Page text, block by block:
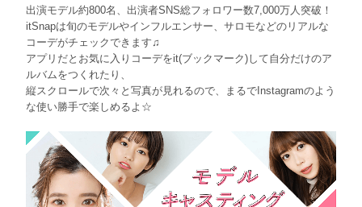
出演モデル約800名、出演者SNS総フォロワー数7,000万人突破！
itSnapは旬のモデルやインフルエンサー、サロモなどのリアルな
コーデがチェックできます♫
アプリだとお気に入りコーデをit(ブックマーク)して自分だけのア
ルバムをつくれたり、
縦スクロールで次々と写真が見れるので、まるでInstagramのよう
な使い勝手で楽しめるよ☆